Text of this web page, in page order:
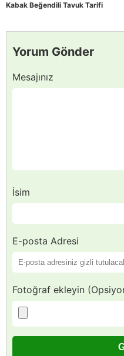
Kabak Beğendili Tavuk Tarifi
Yorum Gönder
Mesajınız
İsim
E-posta Adresi
Fotoğraf ekleyin